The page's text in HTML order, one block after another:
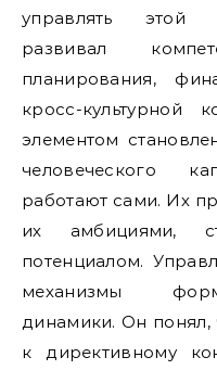
управлять этой
развивал
планирования,
кросс-культурной
элементом
человеческого
работают сами. Их
их амбициями,
потенциалом.
механизмы
динамики. Он понял,
к директивному